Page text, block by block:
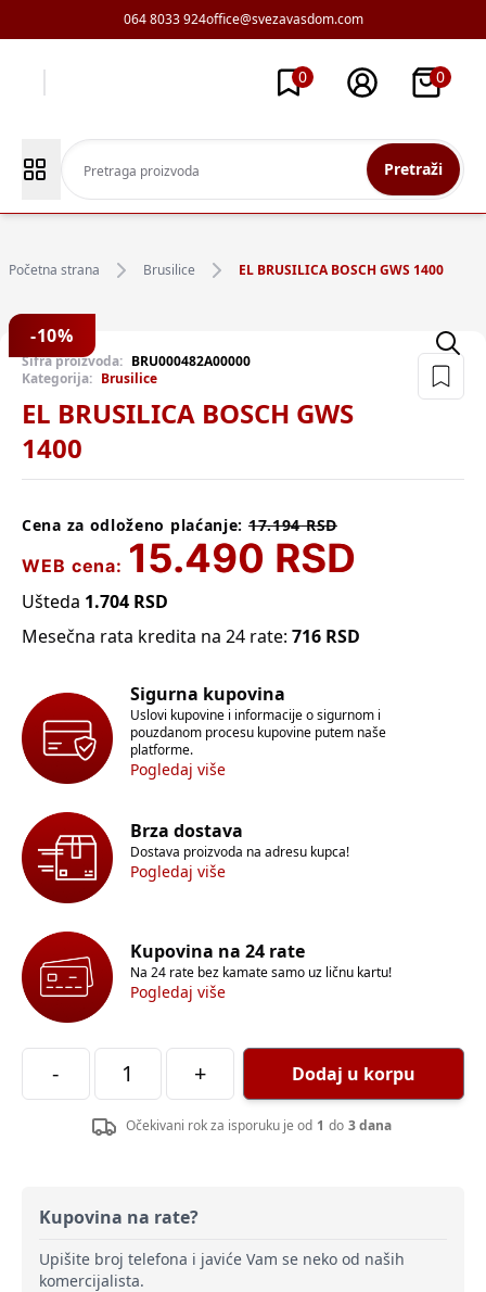
064 8033 924office@svezavasdom.com
0 0
Pretraži
Početna strana Brusilice EL BRUSILICA BOSCH GWS 1400
-10%
Šifra proizvoda: BRU000482A00000
Kategorija: Brusilice
EL BRUSILICA BOSCH GWS
1400
Cena za odloženo plaćanje: 17.194RSD
WEB cena: 15.490 RSD
Ušteda 1.704 RSD
Mesečna rata kredita na 24 rate: 716 RSD
Sigurna kupovina
Uslovi kupovine i informacije o sigurnom i
pouzdanom procesu kupovine putem naše
platforme.
Pogledaj više
Brza dostava
Dostava proizvoda na adresu kupca!
Pogledaj više
Kupovina na 24 rate
Na 24 rate bez kamate samo uz ličnu kartu!
Pogledaj više
- + Dodaj u korpu
Očekivani rok za isporuku je od 1 do 3 dana
Kupovina na rate?
Upišite broj telefona i javiće Vam se neko od naših
komercijalista.